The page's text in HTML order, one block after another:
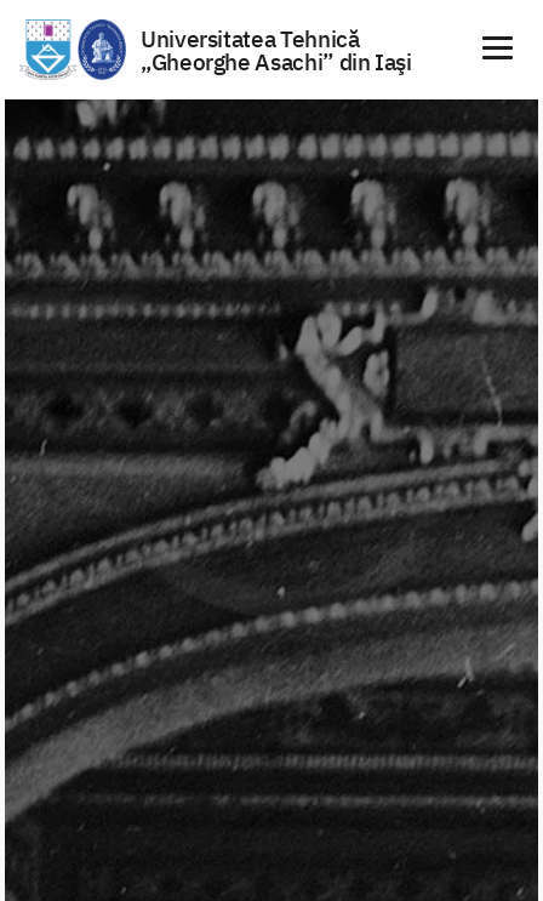
Sari
la
Universitatea Tehnică
„Gheorghe Asachi” din Iaşi